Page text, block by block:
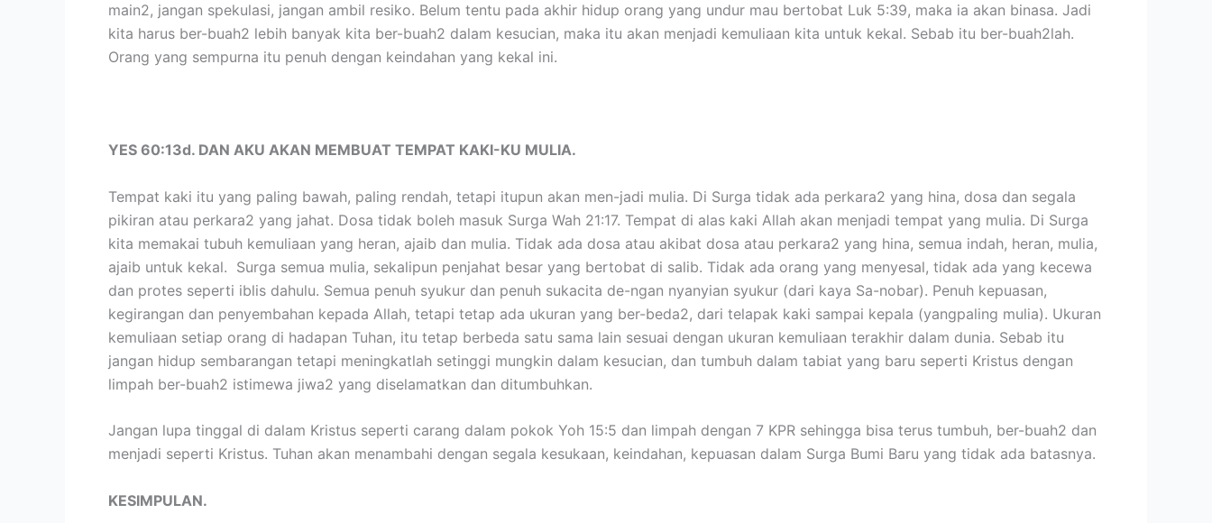
main2, jangan spekulasi, jangan ambil resiko. Belum tentu pada akhir hidup orang yang undur mau bertobat Luk 5:39, maka ia akan binasa. Jadi
kita harus ber-buah2 lebih banyak kita ber-buah2 dalam kesucian, maka itu akan menjadi kemuliaan kita untuk kekal. Sebab itu ber-buah2lah.
Orang yang sempurna itu penuh dengan keindahan yang kekal ini.
YES 60:13d. DAN AKU AKAN MEMBUAT TEMPAT KAKI-KU MULIA.
Tempat kaki itu yang paling bawah, paling rendah, tetapi itupun akan men-jadi mulia. Di Surga tidak ada perkara2 yang hina, dosa dan segala
pikiran atau perkara2 yang jahat. Dosa tidak boleh masuk Surga Wah 21:17. Tempat di alas kaki Allah akan menjadi tempat yang mulia. Di Surga
kita memakai tubuh kemuliaan yang heran, ajaib dan mulia. Tidak ada dosa atau akibat dosa atau perkara2 yang hina, semua indah, heran, mulia,
ajaib untuk kekal. Surga semua mulia, sekalipun penjahat besar yang bertobat di salib. Tidak ada orang yang menyesal, tidak ada yang kecewa
dan protes seperti iblis dahulu. Semua penuh syukur dan penuh sukacita de-ngan nyanyian syukur (dari kaya Sa-nobar). Penuh kepuasan,
kegirangan dan penyembahan kepada Allah, tetapi tetap ada ukuran yang ber-beda2, dari telapak kaki sampai kepala (yangpaling mulia). Ukuran
kemuliaan setiap orang di hadapan Tuhan, itu tetap berbeda satu sama lain sesuai dengan ukuran kemuliaan terakhir dalam dunia. Sebab itu
jangan hidup sembarangan tetapi meningkatlah setinggi mungkin dalam kesucian, dan tumbuh dalam tabiat yang baru seperti Kristus dengan
limpah ber-buah2 istimewa jiwa2 yang diselamatkan dan ditumbuhkan.
Jangan lupa tinggal di dalam Kristus seperti carang dalam pokok Yoh 15:5 dan limpah dengan 7 KPR sehingga bisa terus tumbuh, ber-buah2 dan
menjadi seperti Kristus. Tuhan akan menambahi dengan segala kesukaan, keindahan, kepuasan dalam Surga Bumi Baru yang tidak ada batasnya.
KESIMPULAN.